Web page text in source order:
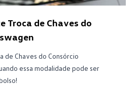
Troca de Chaves do
de Chaves do Consórcio
essa modalidade pode ser